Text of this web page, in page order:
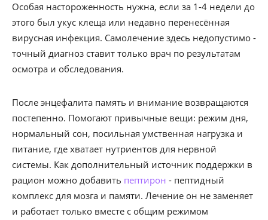
Особая настороженность нужна, если за 1-4 недели до
этого был укус клеща или недавно перенесённая
вирусная инфекция. Самолечение здесь недопустимо -
точный диагноз ставит только врач по результатам
осмотра и обследования.
После энцефалита память и внимание возвращаются
постепенно. Помогают привычные вещи: режим дня,
нормальный сон, посильная умственная нагрузка и
питание, где хватает нутриентов для нервной
системы. Как дополнительный источник поддержки в
рацион можно добавить пептирон - пептидный
комплекс для мозга и памяти. Лечение он не заменяет
и работает только вместе с общим режимом